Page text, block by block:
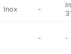
Inox -
- -